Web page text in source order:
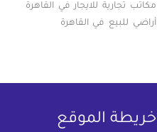
مكاتب تجارية للايجار في القاهرة
أراضي للبيع في القاهرة
خريطة الموقع